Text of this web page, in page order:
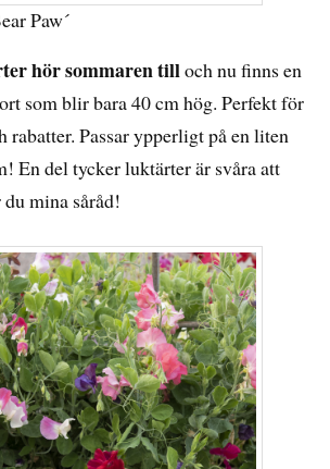
Paw´
hör sommaren tilloch nu finns en
som blir bara 40 cm hög. Perfekt för
rabatter. Passar ypperligt på en liten
En del tycker luktärter är svåra att
mina såråd!